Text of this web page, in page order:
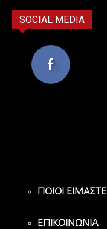
SOCIAL MEDIA
ΠΟΙΟΙ ΕΙΜΑΣΤΕ
ΕΠΙΚΟΙΝΩΝΙΑ